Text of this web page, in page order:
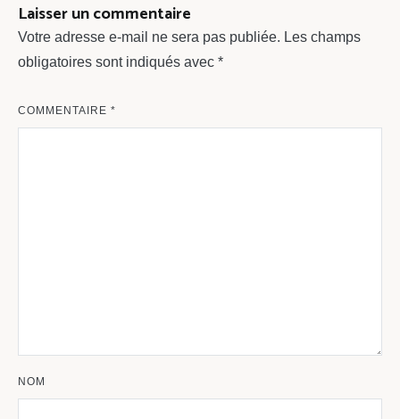
Laisser un commentaire
Votre adresse e-mail ne sera pas publiée. Les champs
obligatoires sont indiqués avec *
COMMENTAIRE *
NOM